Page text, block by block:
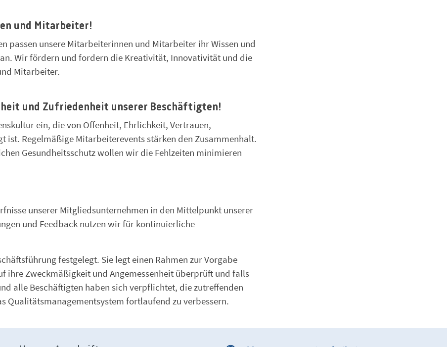
und Mitarbeiter!
passen unsere Mitarbeiterinnen und Mitarbeiter ihr Wissen und
Wir fördern und fordern die Kreativität, Innovativität und die
Mitarbeiter.
und Zufriedenheit unserer Beschäftigten!
ein, die von Offenheit, Ehrlichkeit, Vertrauen,
ist. Regelmäßige Mitarbeiterevents stärken den Zusammenhalt.
Gesundheitsschutz wollen wir die Fehlzeiten minimieren
unserer Mitgliedsunternehmen in den Mittelpunkt unserer
und Feedback nutzen wir für kontinuierliche
festgelegt. Sie legt einen Rahmen zur Vorgabe
ihre Zweckmäßigkeit und Angemessenheit überprüft und falls
alle Beschäftigten haben sich verpflichtet, die zutreffenden
Qualitätsmanagementsystem fortlaufend zu verbessern.